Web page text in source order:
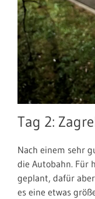
Tag 2:
Nach einem sehr
die Autobahn. Für
geplant, dafür
es eine etwas